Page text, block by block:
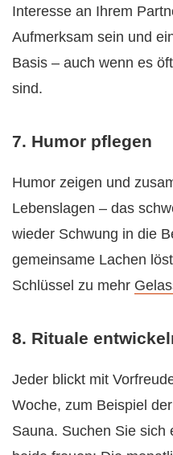
Interesse an Ihrem
Aufmerksam sein und
Basis – auch wenn es
sind.
7. Humor pflegen
Humor zeigen und
Lebenslagen – das
wieder Schwung in die
gemeinsame Lachen löst
Schlüssel zu mehr
8. Rituale
Jeder blickt mit
Woche, zum Beispiel
Sauna. Suchen Sie sich